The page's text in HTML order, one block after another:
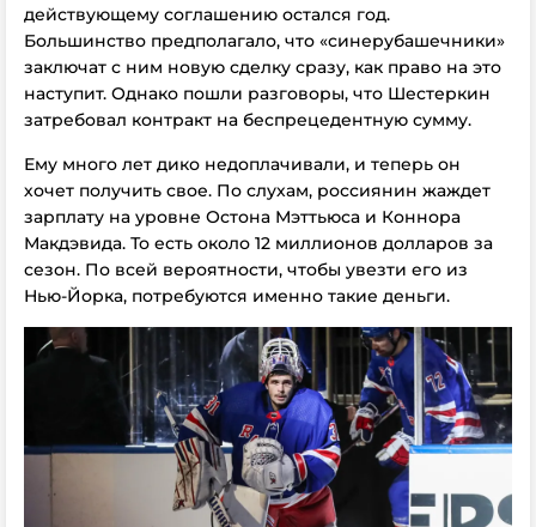
действующему соглашению остался год.
Большинство предполагало, что «синерубашечники»
заключат с ним новую сделку сразу, как право на это
наступит. Однако пошли разговоры, что Шестеркин
затребовал контракт на беспрецедентную сумму.
Ему много лет дико недоплачивали, и теперь он
хочет получить свое. По слухам, россиянин жаждет
зарплату на уровне Остона Мэттьюса и Коннора
Макдэвида. То есть около 12 миллионов долларов за
сезон. По всей вероятности, чтобы увезти его из
Нью-Йорка, потребуются именно такие деньги.